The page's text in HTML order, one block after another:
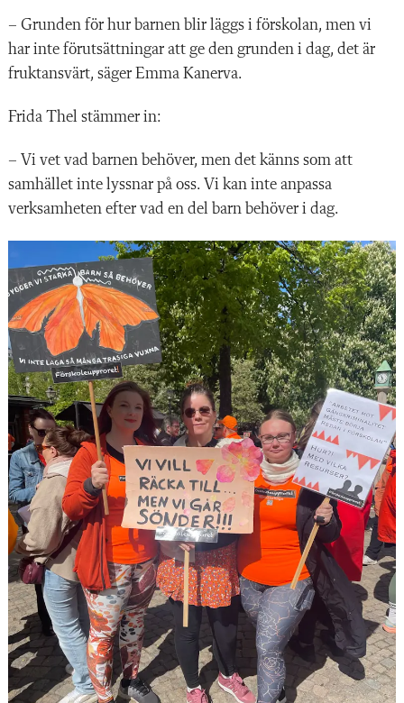
– Grunden för hur barnen blir läggs i förskolan, men vi
har inte förutsättningar att ge den grunden i dag, det är
fruktansvärt, säger Emma Kanerva.
Frida Thel stämmer in:
– Vi vet vad barnen behöver, men det känns som att
samhället inte lyssnar på oss. Vi kan inte anpassa
verksamheten efter vad en del barn behöver i dag.